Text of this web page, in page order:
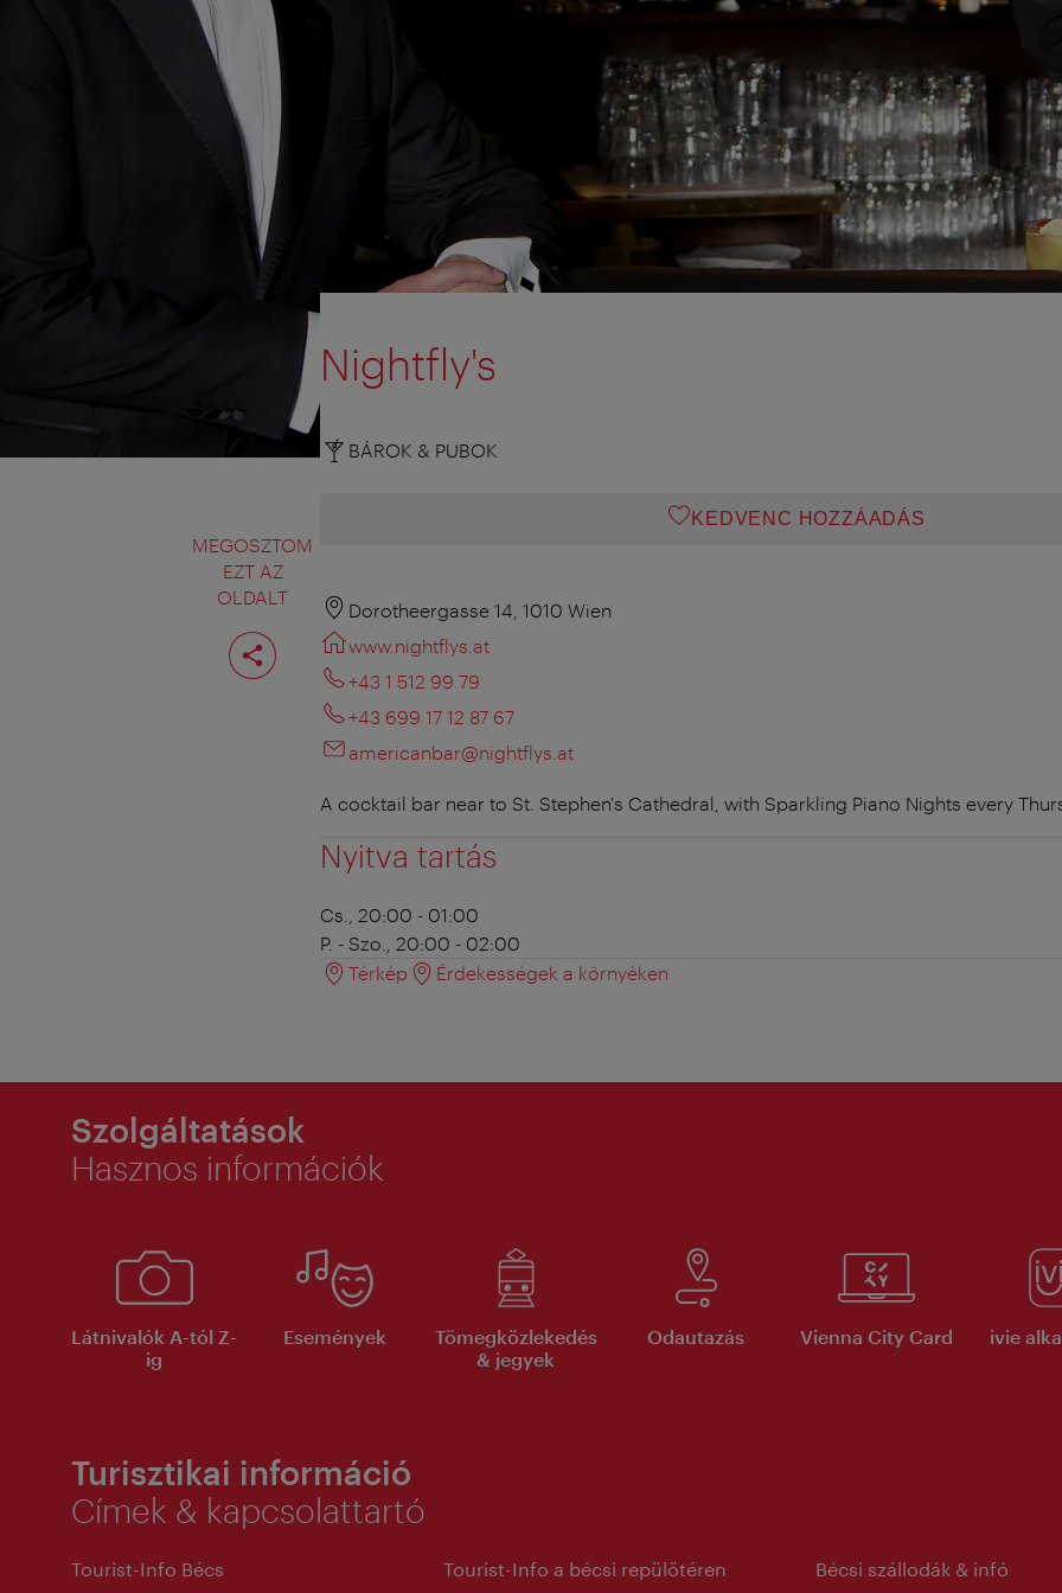
MEGOSZTOM
EZT AZ
OLDALT
Oldal
megosztása
Nightfly's
BÁROK & PUBOK
KEDVENC HOZZÁADÁS
Dorotheergasse 14, 1010 Wien
www.nightflys.at
+43 1 512 99 79
+43 699 17 12 87 67
americanbar@nightflys.at
A cocktail bar near to St. Stephen's Cathedral, with Sparkling Piano Nights every
Nyitva tartás
Cs., 20:00 - 01:00
P. - Szo., 20:00 - 02:00
Térkép
Érdekességek a környéken
Szolgáltatások
Hasznos információk
Látnivalók A-tól Z-
ig
Események
Tömegközlekedés
& jegyek
Odautazás Vienna City Card ivie
Turisztikai információ
Címek & kapcsolattartó
Tourist-Info Bécs Tourist-Info a bécsi repülőtéren Bécsi szállodák & infó